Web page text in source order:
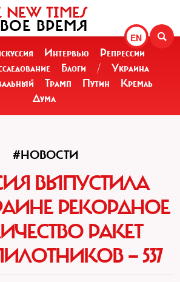
EN
NEW TIMES
ВРЕМЯ
Интервью
Репрессии
Блоги /
Украина
Трамп Путин
Кремль
Дума
#НОВОСТИ
ВЫПУСТИЛА
РЕКОРДНОЕ
РАКЕТ
— 537